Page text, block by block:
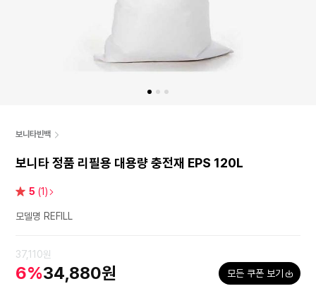
보니타빈백
보니타 정품 리필용 대용량 충전재 EPS 120L
별 5 (1)
모델명 REFILL
37,110원
6%34,880원 모든 쿠폰 보기